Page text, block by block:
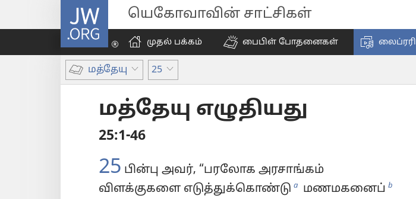
JW.ORG யெகோவாவின் சாட்சிகள்
முதல் பக்கம் பைபிள் போதனைகள் லைப்ரரி
மத்தேயு 25
மத்தேயு எழுதியது
25:1-46
25 பின்பு அவர், “பரலோக அரசாங்கம்
விளக்குகளை எடுத்துக்கொண்டு a மணமகனைப் b